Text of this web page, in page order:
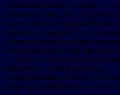
«Простоквашино» сегодня — это
мультвселенная, где с героями
экране: жители популярной
подкасты, становятся
множество качественных
своих зрителей в популярных
— отметила директор
маркетинга Анна Герасимова,
сотрудничеству с WePlay, где
сыграть в увлекательные